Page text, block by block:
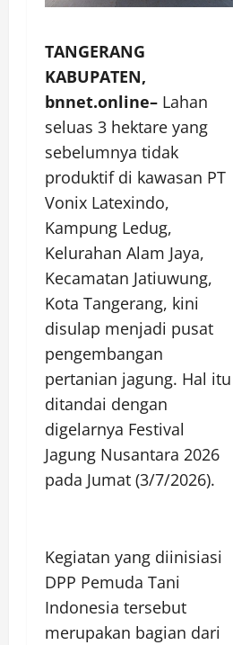
TANGERANG
KABUPATEN,
bnnet.online– Lahan
seluas 3 hektare yang
sebelumnya tidak
produktif di kawasan PT
Vonix Latexindo,
Kampung Ledug,
Kelurahan Alam Jaya,
Kecamatan Jatiuwung,
Kota Tangerang, kini
disulap menjadi pusat
pengembangan
pertanian jagung. Hal itu
ditandai dengan
digelarnya Festival
Jagung Nusantara 2026
pada Jumat (3/7/2026).
Kegiatan yang diinisiasi
DPP Pemuda Tani
Indonesia tersebut
merupakan bagian dari